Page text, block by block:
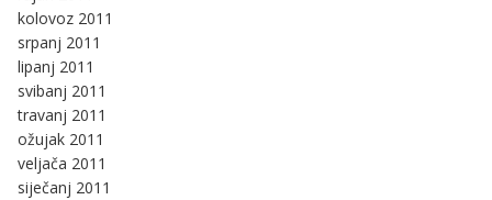
kolovoz 2011
srpanj 2011
lipanj 2011
svibanj 2011
travanj 2011
ožujak 2011
veljača 2011
siječanj 2011